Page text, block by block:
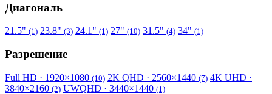
Диагональ
21.5" (1) 23.8" (3) 24.1" (1) 27" (10) 31.5" (4) 34" (1)
Разрешение
Full HD · 1920×1080 (10) 2K QHD · 2560×1440 (7) 4K UHD ·
3840×2160 (2) UWQHD · 3440×1440 (1)